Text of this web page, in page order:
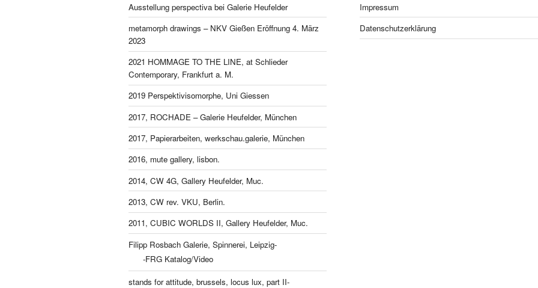
Ausstellung perspectiva bei Galerie Heufelder
metamorph drawings – NKV Gießen Eröffnung 4. März
2023
2021 HOMMAGE TO THE LINE, at Schlieder
Contemporary, Frankfurt a. M.
2019 Perspektivisomorphe, Uni Giessen
2017, ROCHADE – Galerie Heufelder, München
2017, Papierarbeiten, werkschau.galerie, München
2016, mute gallery, lisbon.
2014, CW 4G, Gallery Heufelder, Muc.
2013, CW rev. VKU, Berlin.
2011, CUBIC WORLDS II, Gallery Heufelder, Muc.
Filipp Rosbach Galerie, Spinnerei, Leipzig-
-FRG Katalog/Video
stands for attitude, brussels, locus lux, part II-
Impressum
Datenschutzerklärung